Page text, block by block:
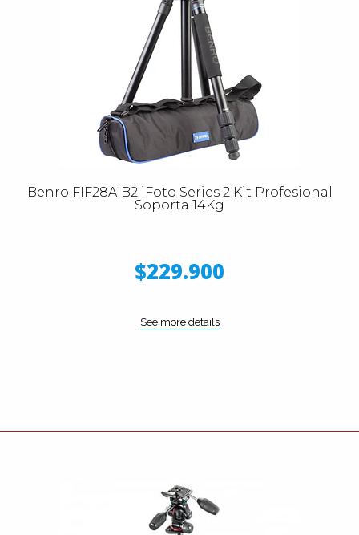
Benro FIF28AIB2 iFoto Series 2 Kit Profesional
Soporta 14Kg
$229.900
See more details